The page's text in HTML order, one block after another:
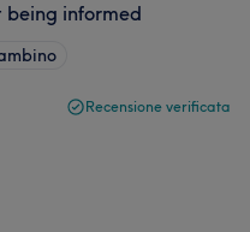
informed
Recensione verificata